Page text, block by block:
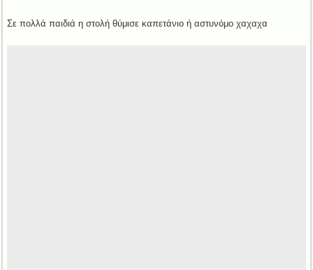
Σε πολλά παιδιά η στολή θύμισε καπετάνιο ή αστυνόμο χαχαχα